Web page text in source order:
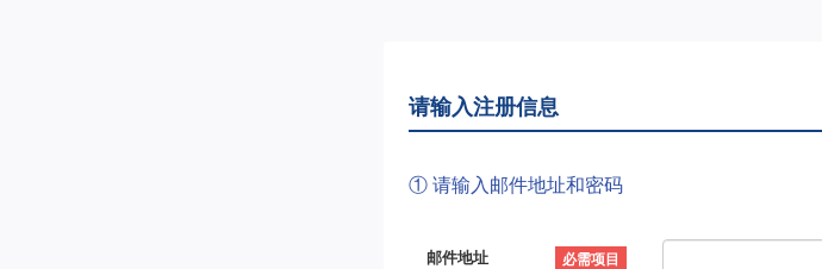
请输入注册信息
① 请输入邮件地址和密码
邮件地址